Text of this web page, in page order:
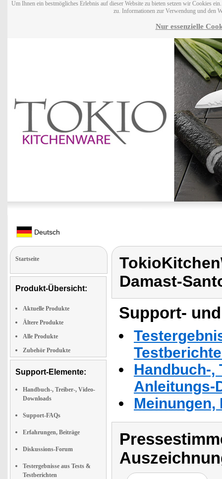
Um Ihnen ein bestmögliches Erlebnis auf dieser Website zu bieten setzen wir Cookies
zu. Informationen zur Verwendung und den
Nur essenzielle
Deutsch
Startseite
Produkt-Übersicht:
Aktuelle Produkte
Ältere Produkte
Alle Produkte
Zubehör Produkte
Support-Elemente:
Handbuch-, Treiber-, Video-
Downloads
Support-FAQs
Erfahrungen, Beiträge
Diskussions-Forum
Testergebnisse aus Tests &
Testberichten
Damast-
Support-
Handbuch-,
Anleitungs-